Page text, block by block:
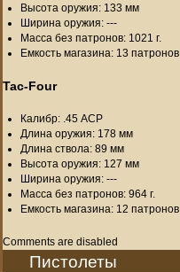
Высота оружия: 133 мм
Ширина оружия: ---
Масса без патронов: 1021 г.
Емкость магазина: 13 патронов
Tac-Four
Калибр: .45 ACP
Длина оружия: 178 мм
Длина ствола: 89 мм
Высота оружия: 127 мм
Ширина оружия: ---
Масса без патронов: 964 г.
Емкость магазина: 12 патронов
Comments are disabled
Пистолеты